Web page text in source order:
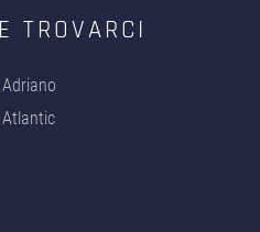
TROVARCI
Atlantic